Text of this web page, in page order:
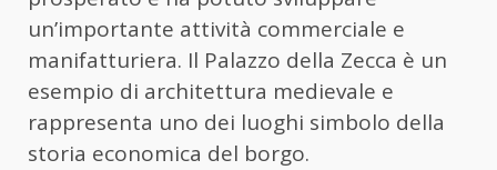
un’importante attività commerciale e
manifatturiera. Il Palazzo della Zecca è un
esempio di architettura medievale e
rappresenta uno dei luoghi simbolo della
storia economica del borgo.